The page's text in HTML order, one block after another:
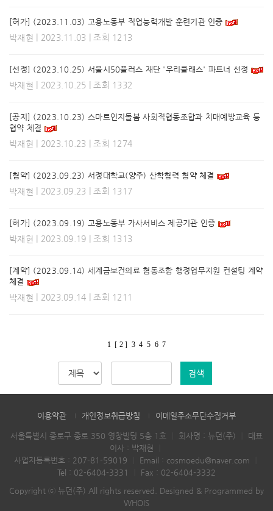
[허가] (2023.11.03) 고용노동부 직업능력개발 훈련기관 인증
박재현 | 2023.11.03 | 조회 1213
[선정] (2023.10.25) 서울시50플러스 재단 '우리클래스' 파트너 선정
박재현 | 2023.10.25 | 조회 1332
[공지] (2023.10.23) 스마트인지돌봄 사회적협동조합과 치매예방교육 등
협약 체결
박재현 | 2023.10.23 | 조회 1274
[협약] (2023.09.23) 서정대학교(양주) 산학협력 협약 체결
박재현 | 2023.09.23 | 조회 1317
[허가] (2023.09.19) 고용노동부 가사서비스 제공기관 인증
박재현 | 2023.09.19 | 조회 1313
[계약] (2023.09.14) 세계금보건의료 협동조합 행정업무지원 컨설팅 계약
체결
박재현 | 2023.09.14 | 조회 1211
1 [ 2 ] 3 4 5 6 7
검색
이용약관 개인정보취급방침 이메일주소무단수집거부
서울특별시 종로구 종로 350 영창빌딩 5층 1호 회사명 : 뉴던(주)
대표
이사 : 박재현
사업자등록번호 : 207-81-59019
Email : cosmoedu@naver.com
Tel : 02-6404-3331
Fax : 02-6404-3332
Copyright ⓒ 뉴던(주) All rights reserved. Designed & Programmed by
WHOIS